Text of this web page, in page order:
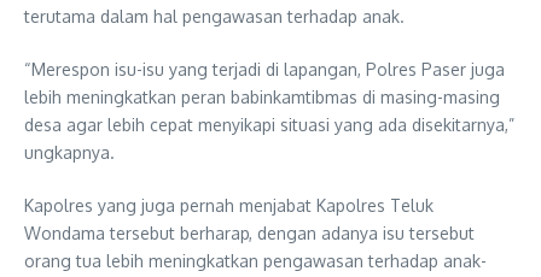
terutama dalam hal pengawasan terhadap anak.
“Merespon isu-isu yang terjadi di lapangan, Polres Paser juga
lebih meningkatkan peran babinkamtibmas di masing-masing
desa agar lebih cepat menyikapi situasi yang ada disekitarnya,”
ungkapnya.
Kapolres yang juga pernah menjabat Kapolres Teluk
Wondama tersebut berharap, dengan adanya isu tersebut
orang tua lebih meningkatkan pengawasan terhadap anak-